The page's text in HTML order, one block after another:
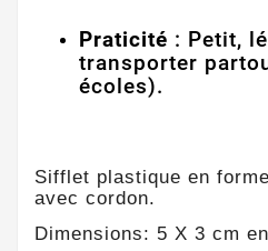
Praticité : Petit,
transporter
écoles).
Sifflet plastique en
avec cordon.
Dimensions: 5 X 3 cm